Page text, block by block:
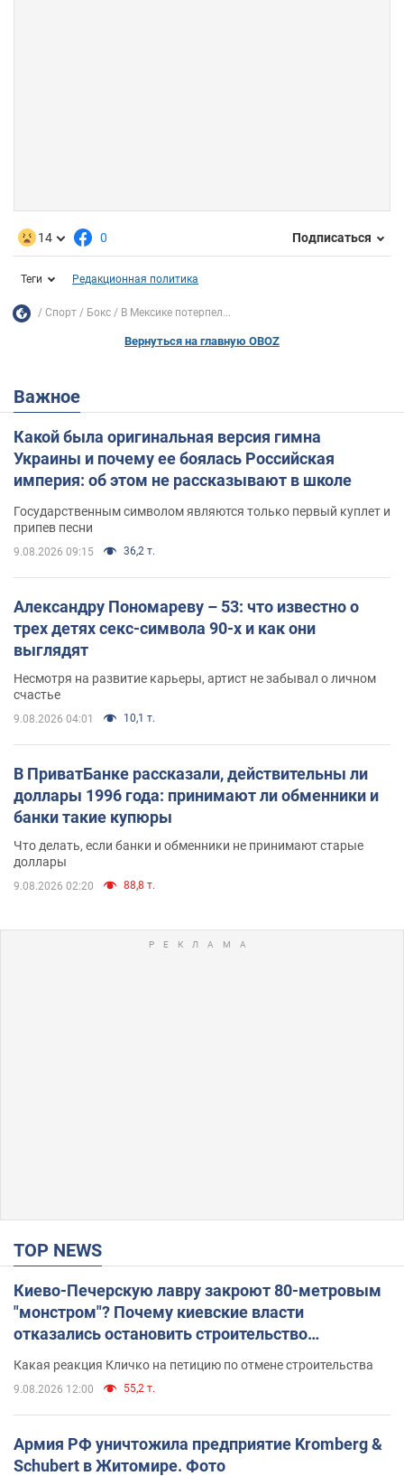
14 0 Подписаться
Теги Редакционная политика
Спорт Бокс В Мексике потерпел...
Вернуться на главную OBOZ
Важное
Какой была оригинальная версия гимна
Украины и почему ее боялась Российская
империя: об этом не рассказывают в школе
Государственным символом являются только первый куплет и
припев песни
9.08.2026 09:15 36,2 т.
Александру Пономареву – 53: что известно о
трех детях секс-символа 90-х и как они
выглядят
Несмотря на развитие карьеры, артист не забывал о личном
счастье
9.08.2026 04:01 10,1 т.
В ПриватБанке рассказали, действительны ли
доллары 1996 года: принимают ли обменники и
банки такие купюры
Что делать, если банки и обменники не принимают старые
доллары
9.08.2026 02:20 88,8 т.
TOP NEWS
Киево-Печерскую лавру закроют 80-метровым
"монстром"? Почему киевские власти
отказались остановить строительство
Какая реакция Кличко на петицию по отмене строительства
9.08.2026 12:00 55,2 т.
Армия РФ уничтожила предприятие Kromberg &
Schubert в Житомире. Фото